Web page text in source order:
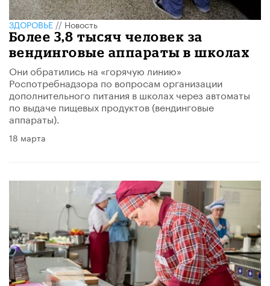
ЗДОРОВЬЕ//Новость
Более 3,8 тысяч человек за
вендинговые аппараты в школах
Они обратились на «горячую линию»
Роспотребнадзора по вопросам организации
дополнительного питания в школах через автоматы
по выдаче пищевых продуктов (вендинговые
аппараты).
18 марта